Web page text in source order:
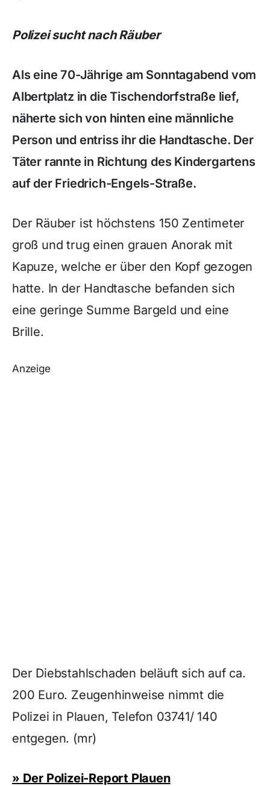
Polizei sucht nach Räuber
Als eine 70-Jährige am Sonntagabend vom
Albertplatz in die Tischendorfstraße lief,
näherte sich von hinten eine männliche
Person und entriss ihr die Handtasche. Der
Täter rannte in Richtung des Kindergartens
auf der Friedrich-Engels-Straße.
Der Räuber ist höchstens 150 Zentimeter
groß und trug einen grauen Anorak mit
Kapuze, welche er über den Kopf gezogen
hatte. In der Handtasche befanden sich
eine geringe Summe Bargeld und eine
Brille.
Anzeige
Der Diebstahlschaden beläuft sich auf ca.
200 Euro. Zeugenhinweise nimmt die
Polizei in Plauen, Telefon 03741/ 140
entgegen. (mr)
» Der Polizei-Report Plauen